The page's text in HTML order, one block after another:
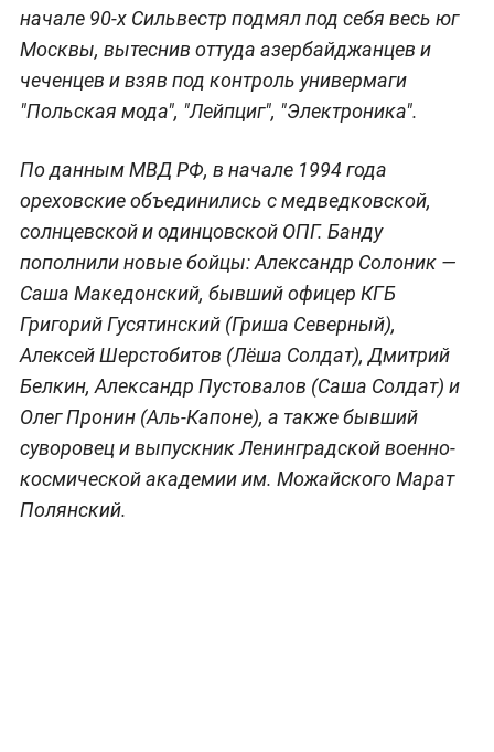
начале 90-х Сильвестр подмял под себя весь юг
Москвы, вытеснив оттуда азербайджанцев и
чеченцев и взяв под контроль универмаги
"Польская мода", "Лейпциг", "Электроника".
По данным МВД РФ, в начале 1994 года
ореховские объединились с медведковской,
солнцевской и одинцовской ОПГ. Банду
пополнили новые бойцы: Александр Солоник —
Саша Македонский, бывший офицер КГБ
Григорий Гусятинский (Гриша Северный),
Алексей Шерстобитов (Лёша Солдат), Дмитрий
Белкин, Александр Пустовалов (Саша Солдат) и
Олег Пронин (Аль-Капоне), а также бывший
суворовец и выпускник Ленинградской военно-
космической академии им. Можайского Марат
Полянский.